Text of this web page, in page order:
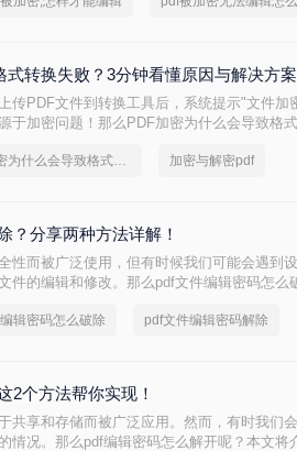
式转换失败？3分钟看懂原因与解决方
传PDF文件到转换工具后，系统提示"文件加
于加密问题！那么PDF加密为什么会导致格
官方文档，拒绝第三方风险工具，让你的
PDF加密为什么会导致格式转换失败 加密与解密pdf
？分享两种方法详解！
性而被广泛使用，但有时候我们可能会遇到
件的编辑和修改。那么pdf文件编辑密码怎么
辑密码怎么破除 pdf文件编辑密码解除
2个方法帮你实现！
共享和存储而被广泛应用。然而，有时我们
情况。那么pdf编辑密码怎么解开呢？本文将